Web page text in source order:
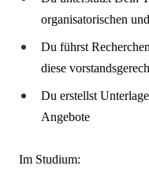
organisatorischen
Du führst
diese
Du erstellst
Angebote
Im Studium: